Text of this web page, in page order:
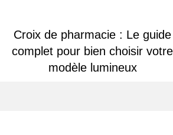
Croix de pharmacie : Le guide
complet pour bien choisir votre
modèle lumineux